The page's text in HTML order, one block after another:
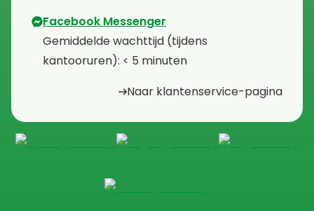
Facebook Messenger
⁠Gemiddelde wachttijd (tijdens
kantooruren): < 5 minuten
Naar klantenservice-pagina